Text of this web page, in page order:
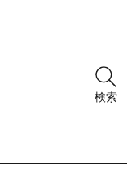
検索